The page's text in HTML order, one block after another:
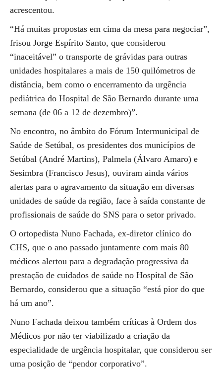
acrescentou.
“Há muitas propostas em cima da mesa para negociar”,
frisou Jorge Espírito Santo, que considerou
“inaceitável” o transporte de grávidas para outras
unidades hospitalares a mais de 150 quilómetros de
distância, bem como o encerramento da urgência
pediátrica do Hospital de São Bernardo durante uma
semana (de 06 a 12 de dezembro)”.
No encontro, no âmbito do Fórum Intermunicipal de
Saúde de Setúbal, os presidentes dos municípios de
Setúbal (André Martins), Palmela (Álvaro Amaro) e
Sesimbra (Francisco Jesus), ouviram ainda vários
alertas para o agravamento da situação em diversas
unidades de saúde da região, face à saída constante de
profissionais de saúde do SNS para o setor privado.
O ortopedista Nuno Fachada, ex-diretor clínico do
CHS, que o ano passado juntamente com mais 80
médicos alertou para a degradação progressiva da
prestação de cuidados de saúde no Hospital de São
Bernardo, considerou que a situação “está pior do que
há um ano”.
Nuno Fachada deixou também críticas à Ordem dos
Médicos por não ter viabilizado a criação da
especialidade de urgência hospitalar, que considerou ser
uma posição de “pendor corporativo”.